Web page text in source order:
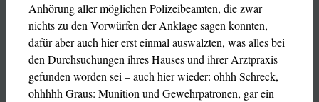
Anhörung aller möglichen Polizeibeamten, die zwar
nichts zu den Vorwürfen der Anklage sagen konnten,
dafür aber auch hier erst einmal auswalzten, was alles bei
den Durchsuchungen ihres Hauses und ihrer Arztpraxis
gefunden worden sei – auch hier wieder: ohhh Schreck,
ohhhhh Graus: Munition und Gewehrpatronen, gar ein